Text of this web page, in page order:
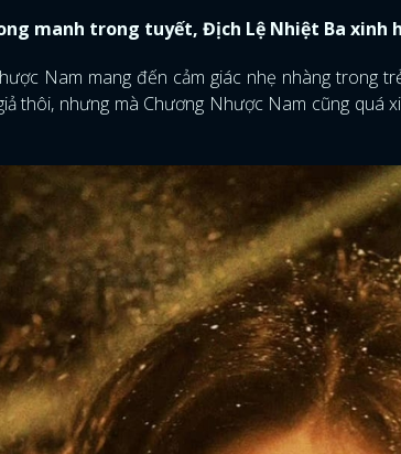
manh trong tuyết, Địch Lệ Nhiệt Ba xinh
Nam mang đến cảm giác nhẹ nhàng trong
thôi, nhưng mà Chương Nhược Nam cũng quá